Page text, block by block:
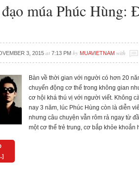
múa Phúc Hùng:
3, 2015 at 7:13 PM by MUAVIETNAM with
Bàn về thời gian với người có hơn 20
chuyển động cơ thể trong không gian
cơ hội khá thú vị với người viết. Không
nay 3 năm, lúc Phúc Hùng còn là diễn
nhưng câu chuyện vẫn rôm rả ngay từ
một cơ thể trẻ trung, cơ bắp khỏe